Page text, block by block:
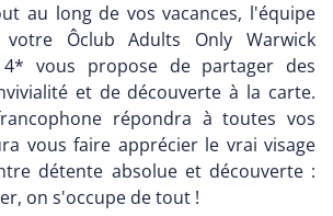
au long de vos vacances, l'équipe
Ôclub Adults Only Warwick
4* vous propose de partager des
et de découverte à la carte.
répondra à toutes vos
vous faire apprécier le vrai visage
détente absolue et découverte :
on s'occupe de tout !